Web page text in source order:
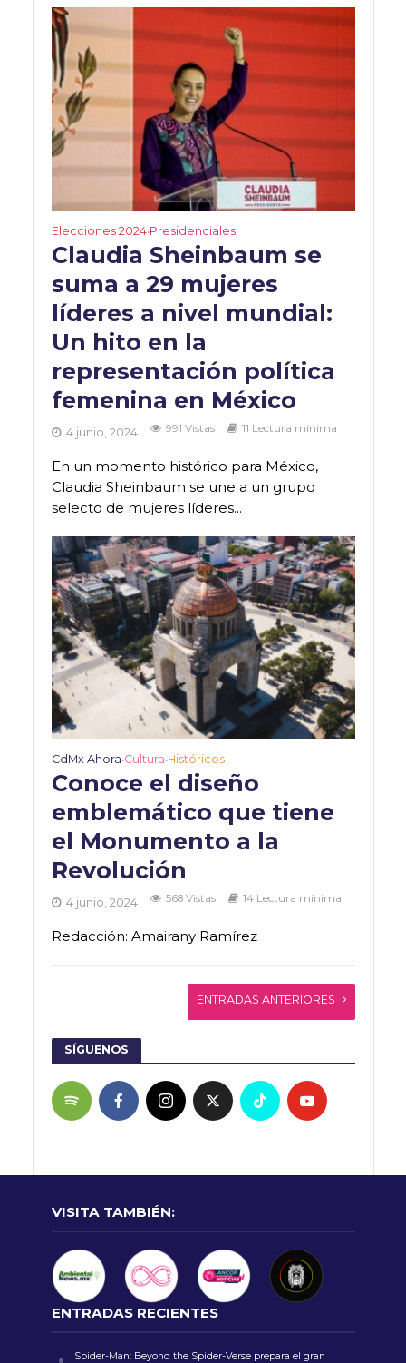
Elecciones 2024•Presidenciales
Claudia Sheinbaum se
suma a 29 mujeres
líderes a nivel mundial:
Un hito en la
representación política
femenina en México
4 junio, 2024 991 Vistas 11 Lectura mínima
En un momento histórico para México,
Claudia Sheinbaum se une a un grupo
selecto de mujeres líderes...
CdMx Ahora•Cultura•Históricos
Conoce el diseño
emblemático que tiene
el Monumento a la
Revolución
4 junio, 2024 568 Vistas 14 Lectura mínima
Redacción: Amairany Ramírez
ENTRADAS ANTERIORES
SÍGUENOS
VISITA TAMBIÉN:
ENTRADAS RECIENTES
Spider-Man: Beyond the Spider-Verse prepara el gran